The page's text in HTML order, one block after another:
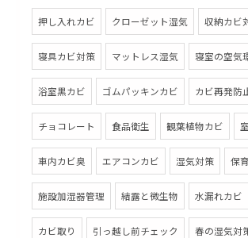
押し入れカビ クローゼット湿気 収納カビ
寝具カビ対策 マットレス湿気 寝室の空気
浴室黒カビ ゴムパッキンカビ カビ再発防
チョコレート 食品衛生 観葉植物カビ
車内カビ臭 エアコンカビ 湿気対策 保
施設加湿器管理 結露と微生物 水漏れカビ
カビ取り 引っ越し前チェック 春の湿気対